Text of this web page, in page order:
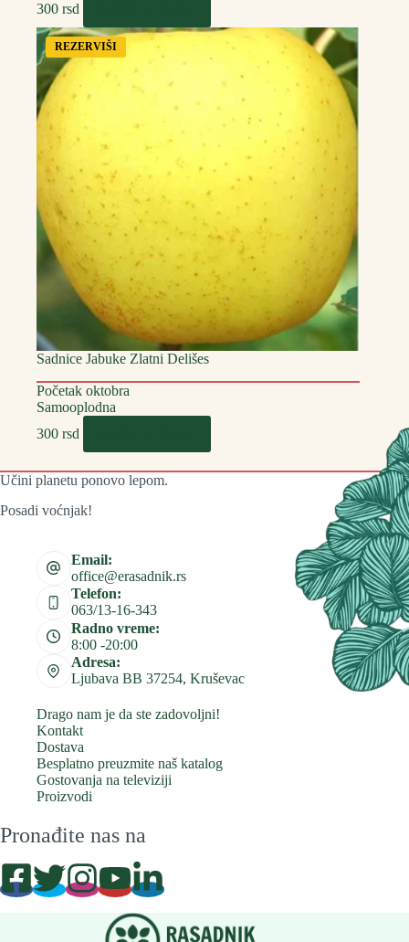
300 rsd
REZERVIŠI
Sadnice Jabuke Zlatni Delišes
Početak oktobra
Samooplodna
300 rsd
Učini planetu ponovo lepom.
Posadi voćnjak!
Email:
office@erasadnik.rs
Telefon:
063/13-16-343
Radno vreme:
8:00 -20:00
Adresa:
Ljubava BB 37254, Kruševac
Drago nam je da ste zadovoljni!
Kontakt
Dostava
Besplatno preuzmite naš katalog
Gostovanja na televiziji
Proizvodi
Pronađite nas na